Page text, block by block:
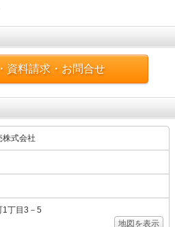
資料請求・お問合せ
株式会社
1丁目3－5
地図を表示